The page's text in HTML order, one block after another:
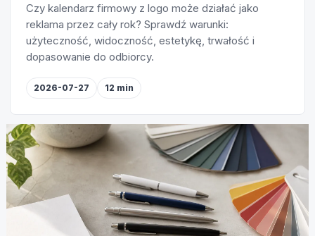
Czy kalendarz firmowy z logo może działać jako
reklama przez cały rok? Sprawdź warunki:
użyteczność, widoczność, estetykę, trwałość i
dopasowanie do odbiorcy.
2026-07-27 12 min